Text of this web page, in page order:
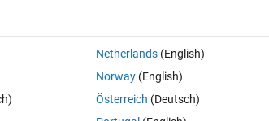
0 votes
ションタスク用のは何かございますでしょうか？
Netherlands(English)
Norway(English)
Österreich (Deutsch)